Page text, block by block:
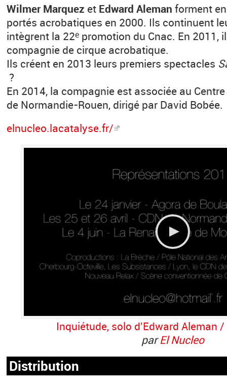
Wilmer Marquez et Edward Aleman forment
portés acrobatiques en 2000. Ils continuent
intègrent la 22e promotion du Cnac. En 2011,
compagnie de cirque acrobatique.
Ils créent en 2013 leurs premiers spectacles
?
En 2014, la compagnie est associée au
de Normandie-Rouen, dirigé par David Bobée.
elnucleo.lacatalyse.fr/
Inquiétude, solo d'Edward Aleman /
parEl Nucleo
Distribution